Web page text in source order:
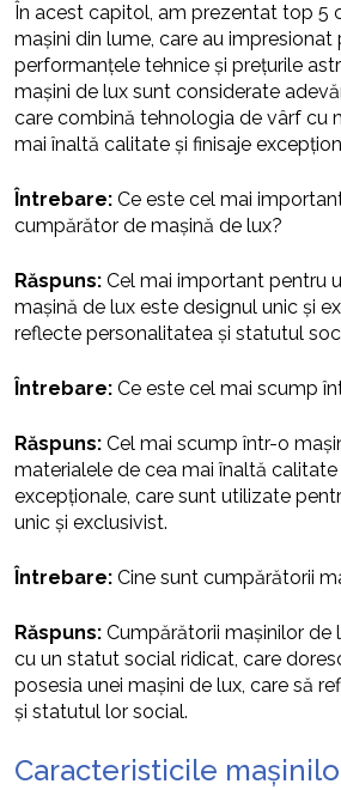
În acest capitol, am prezentat top 5
mașini din lume, care au impresionat
performanțele tehnice și prețurile
mașini de lux sunt considerate
care combină tehnologia de vârf cu
mai înaltă calitate și finisaje
Întrebare: Ce este cel mai
cumpărător de mașină de lux?
Răspuns: Cel mai important pentru
mașină de lux este designul unic și
reflecte personalitatea și statutul
Întrebare: Ce este cel mai scump
Răspuns: Cel mai scump într-o
materialele de cea mai înaltă calitate
excepționale, care sunt utilizate
unic și exclusivist.
Întrebare: Cine sunt cumpărătorii
Răspuns: Cumpărătorii mașinilor de
cu un statut social ridicat, care
posesia unei mașini de lux, care să
și statutul lor social.
Caracteristicile